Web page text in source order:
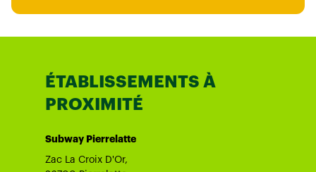
ÉTABLISSEMENTS À
PROXIMITÉ
Subway Pierrelatte
Zac La Croix D'Or,